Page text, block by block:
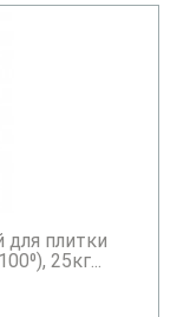
плитки
25кг...